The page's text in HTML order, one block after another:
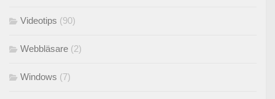
Videotips (90)
Webbläsare (2)
Windows (7)